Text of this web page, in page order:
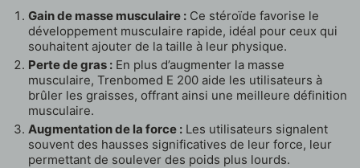
Gain de masse musculaire : Ce stéroïde favorise le
développement musculaire rapide, idéal pour ceux qui
souhaitent ajouter de la taille à leur physique.
Perte de gras : En plus d’augmenter la masse
musculaire, Trenbomed E 200 aide les utilisateurs à
brûler les graisses, offrant ainsi une meilleure définition
musculaire.
Augmentation de la force : Les utilisateurs signalent
souvent des hausses significatives de leur force, leur
permettant de soulever des poids plus lourds.